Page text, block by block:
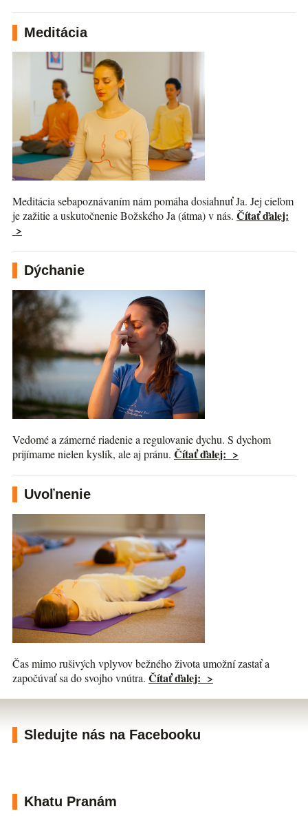
Meditácia
Meditácia sebapoznávaním nám pomáha dosiahnuť Ja. Jej cieľom
je zažitie a uskutočnenie Božského Ja (átma) v nás. Čítať ďalej:
>
Dýchanie
Vedomé a zámerné riadenie a regulovanie dychu. S dychom
prijímame nielen kyslík, ale aj pránu. Čítať ďalej: >
Uvoľnenie
Čas mimo rušivých vplyvov bežného života umožní zastať a
započúvať sa do svojho vnútra. Čítať ďalej: >
Sledujte nás na Facebooku
Khatu Pranám